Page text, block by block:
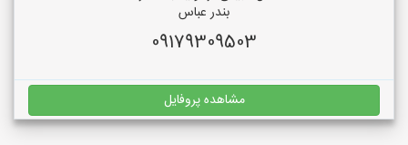
بندر عباس
09179309503
مشاهده پروفایل